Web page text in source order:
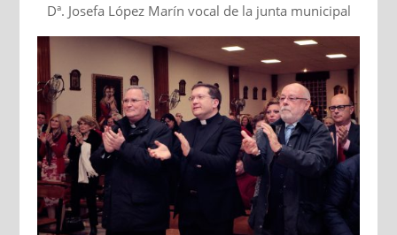
Dª. Josefa López Marín vocal de la junta municipal